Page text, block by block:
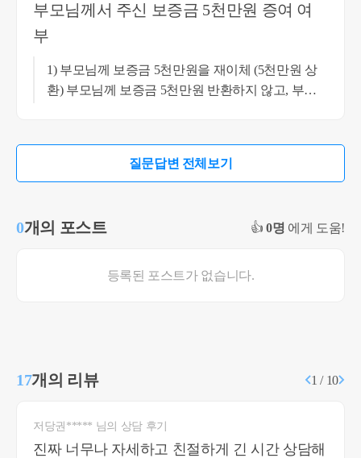
부모님께서 주신 보증금 5천만원 증여 여
부
1) 부모님께 보증금 5천만원을 재이체 (5천만원 상
환) 부모님께 보증금 5천만원 반환하지 않고, 부모
을 대여한 부분에 대해서는 차용증은 없었으나, 계
자님께 이체후 혼인공제 활용하여 (1억까지) 증여세
질문답변 전체보기
0개의 포스트 👍0명 에게 도움!
등록된 포스트가 없습니다.
17개의 리뷰 1 / 10
저당권***** 님의 상담 후기
진짜 너무나 자세하고 친절하게 긴 시간 상담해